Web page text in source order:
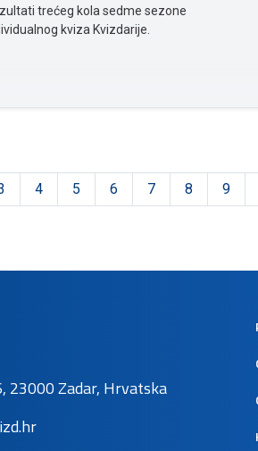
trećeg kola sedme sezone
kviza Kvizdarije.
4 5 6 7 8 9
23000 Zadar, Hrvatska